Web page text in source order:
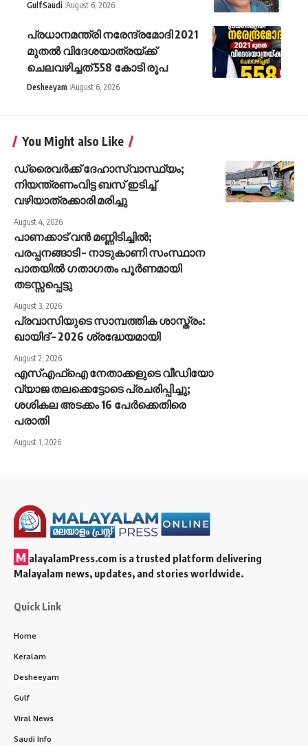
GulfSaudi August 6, 2026
പ്രധാനമന്ത്രി നരേന്ദ്രമോദി 2021
മുതല്‍ വിദേശയാത്രയ്ക്ക്
ചെലവഴിച്ചത് 558 കോടി രൂപ
Desheeyam August 6, 2026
You Might also Like
ഡ്രൈവർക്ക് ദേഹാസ്വാസ്ഥ്യം;
നിയന്ത്രണംവിട്ട ബസ് ഇടിച്ച്
വഴിയാത്രക്കാരി മരിച്ചു
August 4, 2026
പാണക്കാട് വൻ മണ്ണിടിച്ചിൽ;
പരപ്പനങ്ങാടി – നാടുകാണി സംസ്ഥാന
പാതയിൽ ഗതാഗതം പൂർണമായി
തടസ്സപ്പെട്ടു
August 3, 2026
പ്രവാസിയുടെ സാമ്പത്തിക ശാസ്ത്രം:
ഖായിദ് – 2026 ശ്രദ്ധേയമായി
August 2, 2026
എസ്എഫ്‌ഐ നേതാക്കളുടെ വീഡിയോ
വ്യാജ തലക്കെട്ടോടെ പ്രചരിപ്പിച്ചു;
ശശികല അടക്കം 16 പേര്‍ക്കെതിരെ
പരാതി
August 1, 2026
M alayalamPress.com is a trusted platform delivering
Malayalam news, updates, and stories worldwide.
Quick Link
Home
Keralam
Desheeyam
Gulf
Viral News
Saudi Info